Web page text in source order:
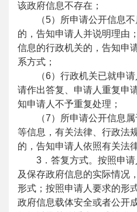
该政府信息不存在；
（5）所申请公开信息
的，告知申请人并说明理由
信息的行政机关的，告知申
系方式；
（6）行政机关已就申
请作出答复、申请人重复申
知申请人不予重复处理；
（7）所申请公开信息
等信息，有关法律、行政法
的，告知申请人依照有关法
3．答复方式。按照申
及保存政府信息的实际情况
形式；按照申请人要求的形
政府信息载体安全或者公开